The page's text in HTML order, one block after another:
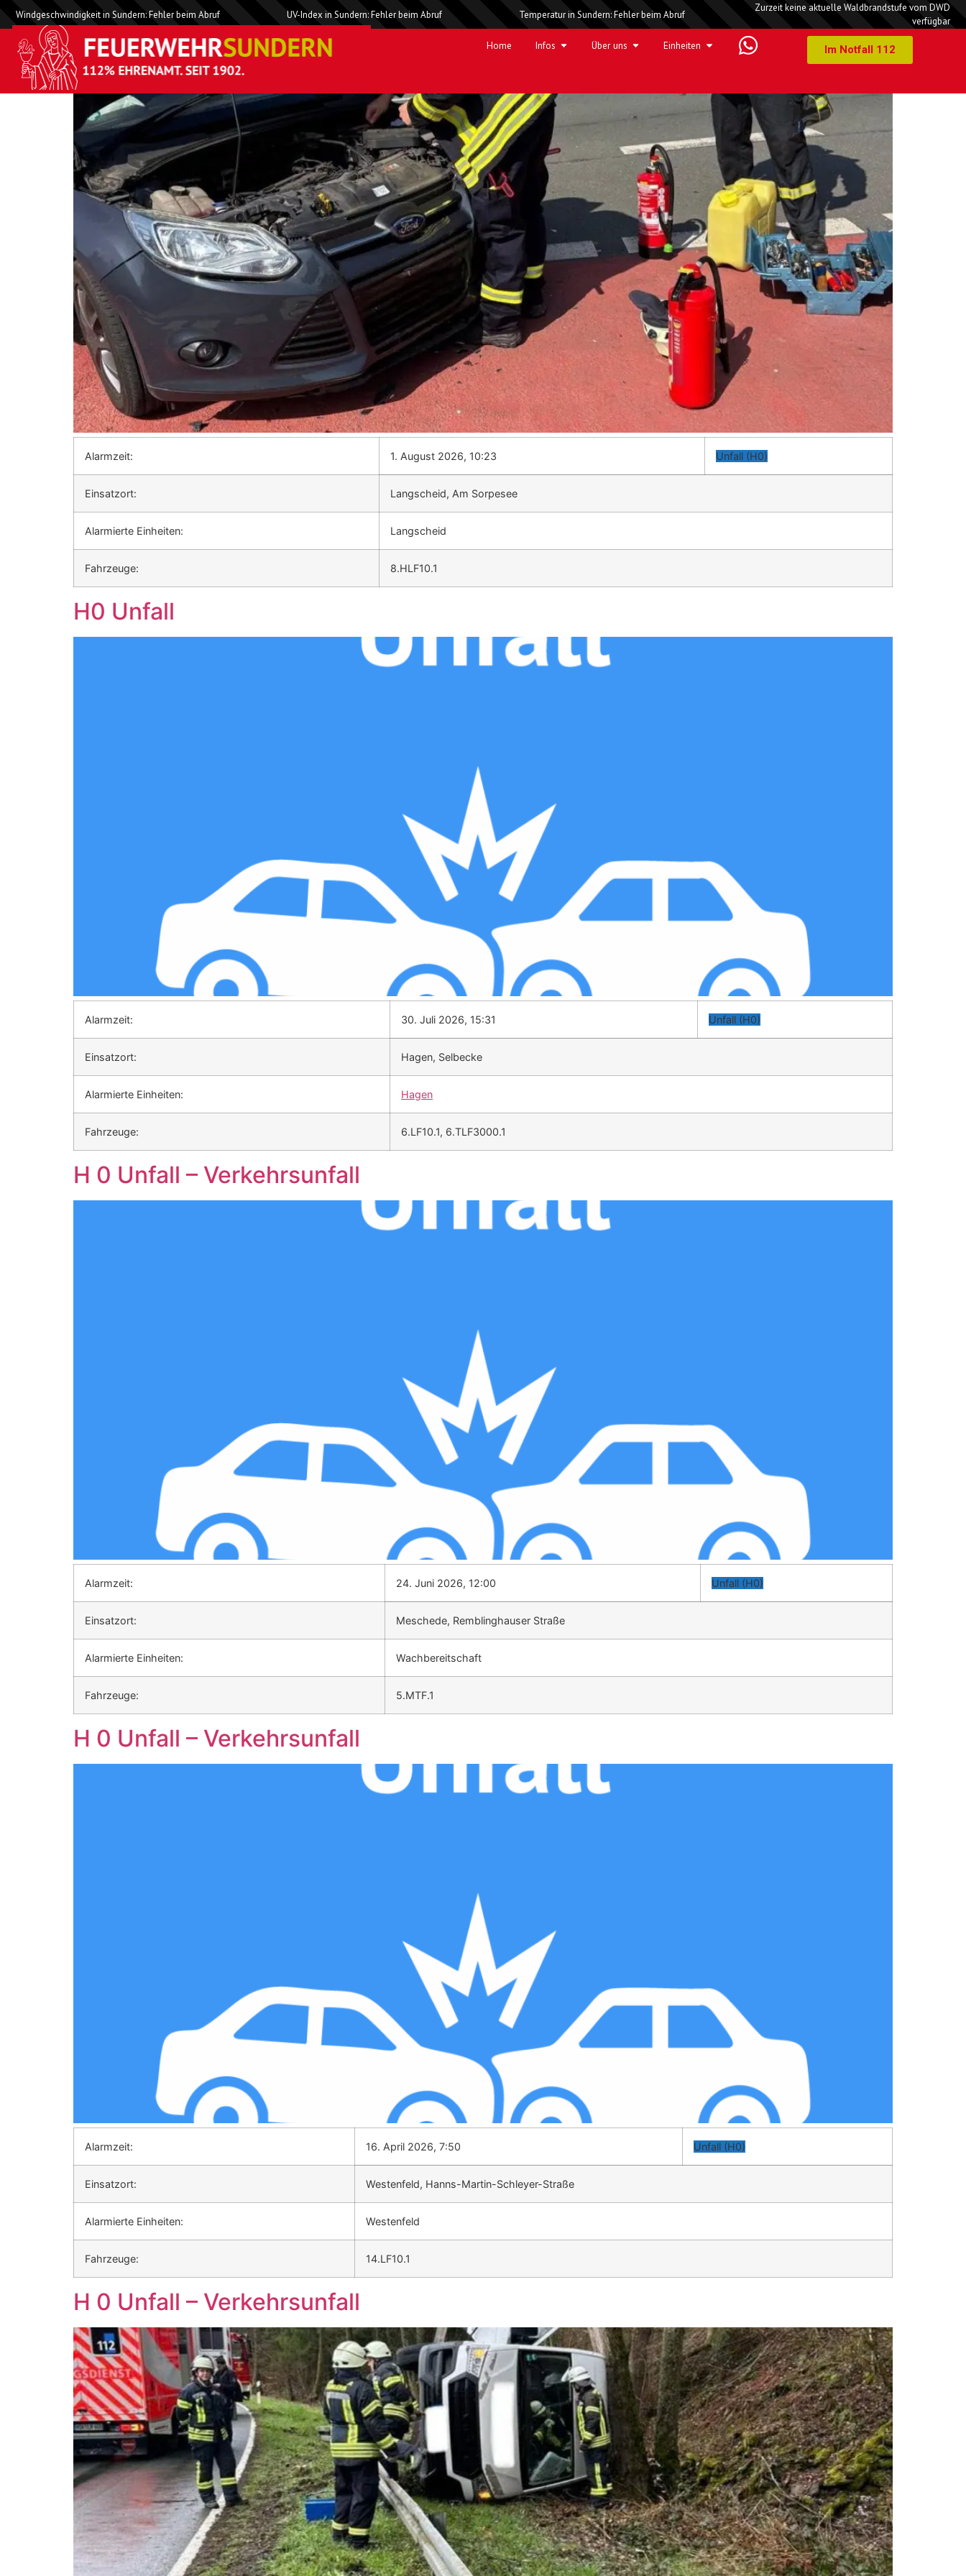
Windgeschwindigkeit in Sundern: Fehler beim Abruf UV-Index in Sundern: Fehler beim Abruf Temperatur in Sundern: Fehler beim Abruf
Zurzeit keine aktuelle Waldbrandstufe vom DWD
verfügbar
Home Infos Über uns Einheiten Im Notfall 112
H0 Unfall
Alarmzeit: 1. August 2026, 10:23 Unfall (H0)
Einsatzort: Langscheid, Am Sorpesee
Alarmierte Einheiten: Langscheid
Fahrzeuge: 8.HLF10.1
H0 Unfall
Alarmzeit: 30. Juli 2026, 15:31 Unfall (H0)
Einsatzort: Hagen, Selbecke
Alarmierte Einheiten: Hagen
Fahrzeuge: 6.LF10.1, 6.TLF3000.1
H 0 Unfall – Verkehrsunfall
Alarmzeit: 24. Juni 2026, 12:00 Unfall (H0)
Einsatzort: Meschede, Remblinghauser Straße
Alarmierte Einheiten: Wachbereitschaft
Fahrzeuge: 5.MTF.1
H 0 Unfall – Verkehrsunfall
Alarmzeit: 16. April 2026, 7:50 Unfall (H0)
Einsatzort: Westenfeld, Hanns-Martin-Schleyer-Straße
Alarmierte Einheiten: Westenfeld
Fahrzeuge: 14.LF10.1
H 0 Unfall – Verkehrsunfall